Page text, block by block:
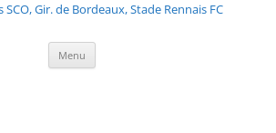
SCO, Gir. de Bordeaux, Stade Rennais FC
Menu